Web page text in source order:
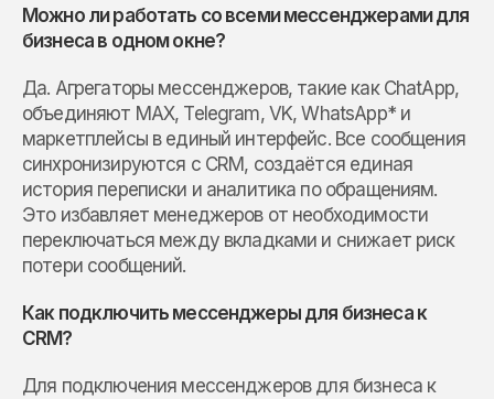
Можно ли работать со всеми мессенджерами для
бизнеса в одном окне?
Да. Агрегаторы мессенджеров, такие как ChatApp,
объединяют MAX, Telegram, VK, WhatsApp* и
маркетплейсы в единый интерфейс. Все сообщения
синхронизируются с CRM, создаётся единая
история переписки и аналитика по обращениям.
Это избавляет менеджеров от необходимости
переключаться между вкладками и снижает риск
потери сообщений.
Как подключить мессенджеры для бизнеса к
CRM?
Для подключения мессенджеров для бизнеса к